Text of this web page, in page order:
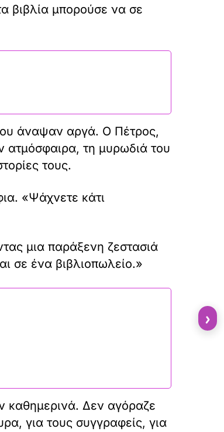
βιβλία μπορούσε να σε
άναψαν αργά. Ο Πέτρος,
ατμόσφαιρα, τη μυρωδιά του
τους.
«Ψάχνετε κάτι
μια παράξενη ζεστασιά
σε ένα βιβλιοπωλείο.»
καθημερινά. Δεν αγόραζε
για τους συγγραφείς, για
›